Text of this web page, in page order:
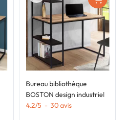
Bureau bibliothèque
BOSTON design industriel
4.2/5 - 30avis